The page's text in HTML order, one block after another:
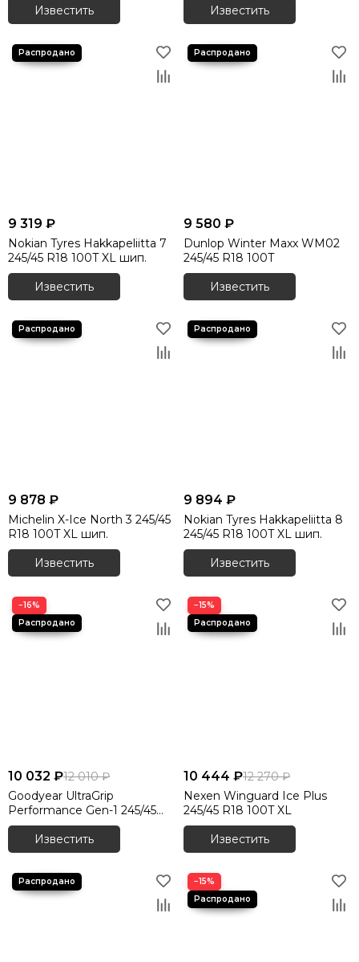
Известить
Известить
9 319 ₽
Nokian Tyres Hakkapeliitta 7
245/45 R18 100T XL шип.
Известить
9 580 ₽
Dunlop Winter Maxx WM02
245/45 R18 100T
Известить
9 878 ₽
Michelin X-Ice North 3 245/45
R18 100T XL шип.
Известить
9 894 ₽
Nokian Tyres Hakkapeliitta 8
245/45 R18 100T XL шип.
Известить
−16%
10 032 ₽12 010 ₽
Goodyear UltraGrip
Performance Gen-1 245/45
R18 100V XL
Известить
−15%
10 444 ₽12 270 ₽
Nexen Winguard Ice Plus
245/45 R18 100T XL
Известить
−15%